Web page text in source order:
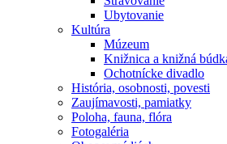
Ubytovanie
Kultúra
Múzeum
Knižnica a knižná
Ochotnícke divadlo
História, osobnosti, povesti
Zaujímavosti, pamiatky
Poloha, fauna, flóra
Fotogaléria